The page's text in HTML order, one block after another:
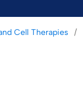
Cell Therapies